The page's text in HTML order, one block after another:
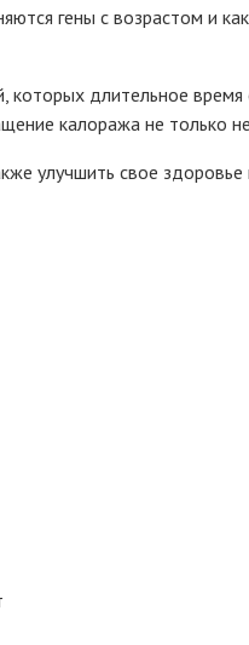
гены с возрастом и
длительное время
калоража не только
улучшить свое